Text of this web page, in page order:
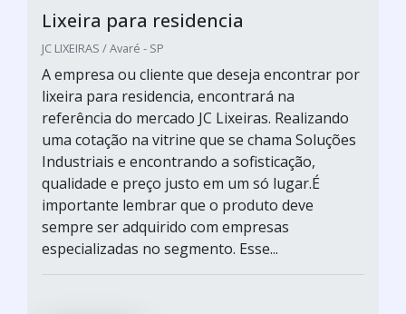
Lixeira para residencia
JC LIXEIRAS / Avaré - SP
A empresa ou cliente que deseja encontrar por
lixeira para residencia, encontrará na
referência do mercado JC Lixeiras. Realizando
uma cotação na vitrine que se chama Soluções
Industriais e encontrando a sofisticação,
qualidade e preço justo em um só lugar.É
importante lembrar que o produto deve
sempre ser adquirido com empresas
especializadas no segmento. Esse...